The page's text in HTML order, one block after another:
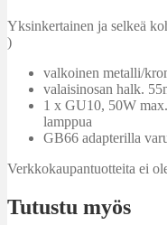
Yksinkertainen ja selkeä
)
valkoinen metalli/
valaisinosan halk.
1 x GU10, 50W
lamppua
GB66 adapterilla
Verkkokaupantuotteita ei
Tutustu myös